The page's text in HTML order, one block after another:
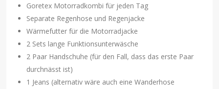
Goretex Motorradkombi für jeden Tag
Separate Regenhose und Regenjacke
Wärmefutter für die Motorradjacke
2 Sets lange Funktionsunterwäsche
2 Paar Handschuhe (für den Fall, dass das erste Paar
durchnässt ist)
1 Jeans (alternativ wäre auch eine Wanderhose